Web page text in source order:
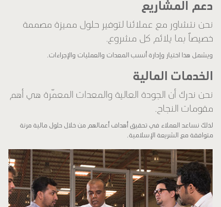
دعم المشاريع
نحن نتشاور مع عملائنا لتوفير حلول مميزة مصممة
خصيصاً بما يلائم كل مشروع.
ويشمل هذا اختيار وإدارة أنسب المعدات والعمليات والإجراءات.
الخدمات المالية
نحن ندرك أن الجودة العالية والمعدات المعمّرة هي أهم
مقومات النجاح.
لذلك نساعد العملاء في تحقيق أهداف أعمالهم من خلال حلول مالية مرنة
متوافقة مع الشريعة الإسلامية.